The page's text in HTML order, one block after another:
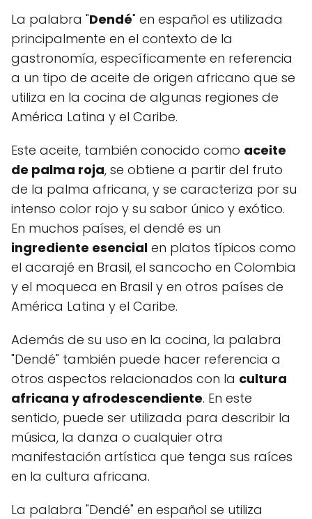
La palabra "Dendé" en español es utilizada
principalmente en el contexto de la
gastronomía, específicamente en referencia
a un tipo de aceite de origen africano que se
utiliza en la cocina de algunas regiones de
América Latina y el Caribe.
Este aceite, también conocido como aceite
de palma roja, se obtiene a partir del fruto
de la palma africana, y se caracteriza por su
intenso color rojo y su sabor único y exótico.
En muchos países, el dendé es un
ingrediente esencial en platos típicos como
el acarajé en Brasil, el sancocho en Colombia
y el moqueca en Brasil y en otros países de
América Latina y el Caribe.
Además de su uso en la cocina, la palabra
"Dendé" también puede hacer referencia a
otros aspectos relacionados con la cultura
africana y afrodescendiente. En este
sentido, puede ser utilizada para describir la
música, la danza o cualquier otra
manifestación artística que tenga sus raíces
en la cultura africana.
La palabra "Dendé" en español se utiliza